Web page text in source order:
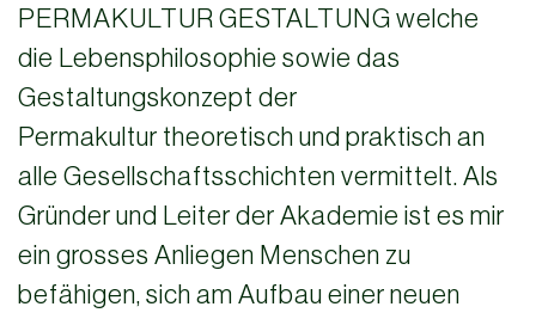
PERMAKULTUR GESTALTUNG welche
die Lebensphilosophie sowie das
Gestaltungskonzept der
Permakultur theoretisch und praktisch an
alle Gesellschaftsschichten vermittelt. Als
Gründer und Leiter der Akademie ist es mir
ein grosses Anliegen Menschen zu
befähigen, sich am Aufbau einer neuen